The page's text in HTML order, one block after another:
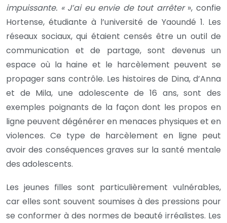
impuissante. « J’ai eu envie de tout arrêter», confie
Hortense, étudiante à l’université de Yaoundé 1. Les
réseaux sociaux, qui étaient censés être un outil de
communication et de partage, sont devenus un
espace où la haine et le harcèlement peuvent se
propager sans contrôle. Les histoires de Dina, d’Anna
et de Mila, une adolescente de 16 ans, sont des
exemples poignants de la façon dont les propos en
ligne peuvent dégénérer en menaces physiques et en
violences. Ce type de harcèlement en ligne peut
avoir des conséquences graves sur la santé mentale
des adolescents.
Les jeunes filles sont particulièrement vulnérables,
car elles sont souvent soumises à des pressions pour
se conformer à des normes de beauté irréalistes. Les